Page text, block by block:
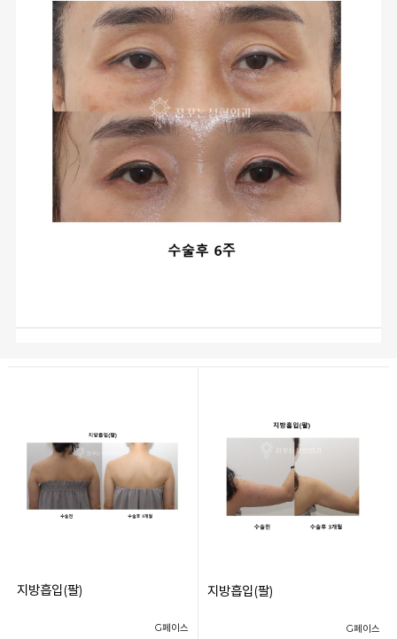
지방흡입(팔)
G페이스
지방흡입(팔)
G페이스